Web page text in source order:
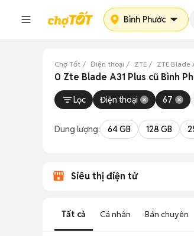
Bình Phước
Chợ Tốt Điện thoại ZTE ZTE Blade
0 Zte Blade A31 Plus cũ Bình
Lọc Điện thoại 67
Dung lượng: 64 GB 128 GB
Siêu thị điện tử
Tất cả Cá nhân Bán chuyên